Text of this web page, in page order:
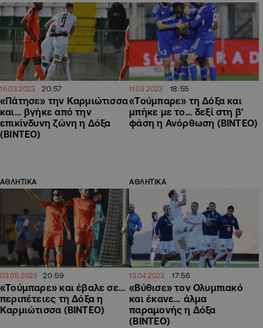
16.03.2023 20:57
«Πάτησε» την Καρμιώτισσα
και… βγήκε από την
επικίνδυνη ζώνη η Δόξα
(ΒΙΝΤΕΟ)
11.03.2023 18:55
«Τούμπαρε» τη Δόξα και
μπήκε με το… δεξί στη β'
φάση η Ανόρθωση (ΒΙΝΤΕΟ)
ΑΘΛΗΤΙΚΑ
03.05.2023 20:59
«Τούμπαρε» και έβαλε σε…
περιπέτειες τη Δόξα η
Καρμιώτισσα (ΒΙΝΤΕΟ)
ΑΘΛΗΤΙΚΑ
13.04.2023 17:56
«Βύθισε» τον Ολυμπιακό
και έκανε… άλμα
παραμονής η Δόξα
(ΒΙΝΤΕΟ)